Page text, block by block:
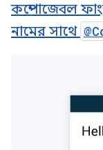
কম্পোজেবল
নামের সাথে